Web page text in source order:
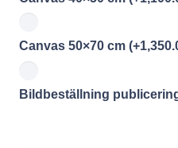
Canvas 50×70 cm (+
Bildbeställning